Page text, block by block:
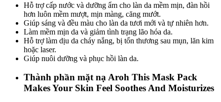
Hỗ trợ cấp nước và dưỡng ẩm cho làn da mềm mịn, đàn hồi
hơn luôn mềm mượt, mịn màng, căng mướt.
Giúp sáng và đều màu cho làn da tươi mới và tự nhiên hơn.
Làm mềm mịn da và giảm tình trạng lão hóa da.
Hỗ trợ làm dịu da cháy nắng, bị tổn thương sau mụn, lăn kim
hoặc laser.
Giúp nuôi dưỡng và phục hồi làn da.
Thành phần mặt nạ Aroh This Mask Pack
Makes Your Skin Feel Soothes And Moisturizes